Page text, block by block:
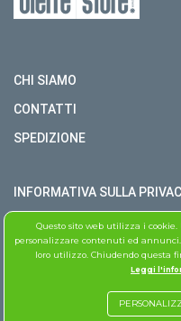
CHI SIAMO
CONTATTI
SPEDIZIONE
INFORMATIVA SULLA
COPYRIGHT © BIERRE
TUTTI I DIRITTI RISERVATI
ASSISTENZA FOLLETTO
Questo sito web utilizza i
personalizzare contenuti ed
loro utilizzo. Chiudendo questa
Leggi